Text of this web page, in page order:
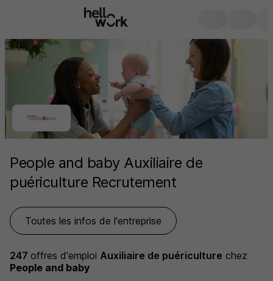
People and baby Auxiliaire de
puériculture Recrutement
Toutes les infos de l'entreprise
247 offres d'emploi Auxiliaire de puériculture chez
People and baby